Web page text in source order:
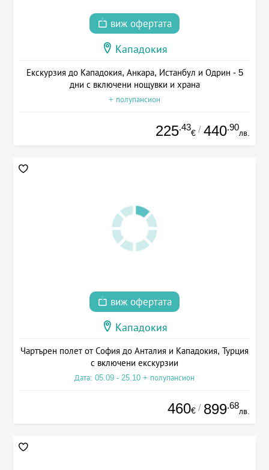
виж офертата
Кападокия
Екскурзия до Кападокия, Анкара, Истанбул и Одрин - 5
дни с включени нощувки и храна
+ полупансион
225.43
€ / 440.90
лв.
виж офертата
Кападокия
Чартърен полет от София до Анталия и Кападокия, Турция
с включени екскурзии
Дата: 05.09 - 25.10 + полупансион
460€ / 899.68
лв.